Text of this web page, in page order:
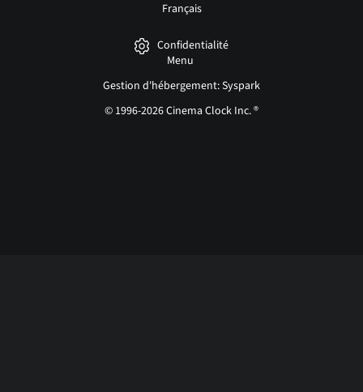
Français
Confidentialité
Menu
Gestion d'hébergement: Syspark
© 1996-2026 Cinema Clock Inc. ®